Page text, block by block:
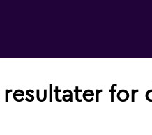
resultater